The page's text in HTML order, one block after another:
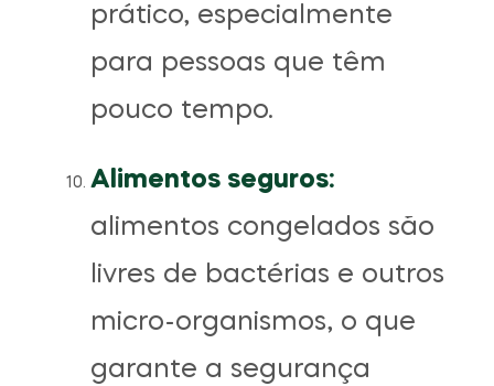
prático, especialmente
para pessoas que têm
pouco tempo.
Alimentos seguros:
alimentos congelados são
livres de bactérias e outros
micro-organismos, o que
garante a segurança